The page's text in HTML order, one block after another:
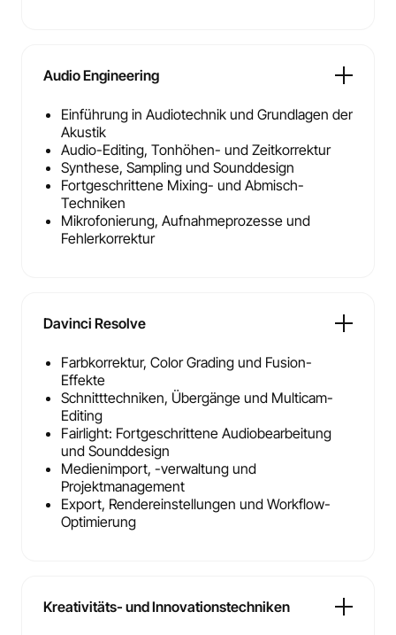
Audio Engineering
Einführung in Audiotechnik und Grund­lagen der
Akustik
Audio-Editing, Tonhöhen- und Zeitkorrektur
Synthese, Sampling und Sounddesign
Fortgeschrittene Mixing- und Abmisch-
Techniken
Mikrofonierung, Aufnahmeprozesse und
Fehlerkorrektur
Davinci Resolve
Farbkorrektur, Color Grading und Fusion-
Effekte
Schnitttechniken, Übergänge und Multicam-
Editing
Fairlight: Fortgeschrittene Audiobearbeitung
und Sounddesign
Medienimport, -verwaltung und
Projektmanagement
Export, Render­einstellungen und Workflow-
Optimierung
Kreativitäts- und Innovationstechniken